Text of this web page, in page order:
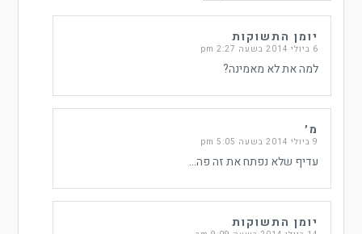
יומן התשוקות
6 ביולי 2014 בשעה 2:27 pm
למה את לא מאמינה?
מ׳
9 ביולי 2014 בשעה 5:05 pm
עדיף שלא נפתח את זה פה…
יומן התשוקות